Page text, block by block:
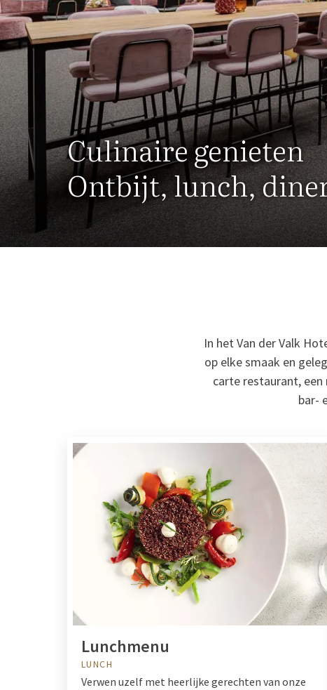
Culinaire genieten
Ontbijt, lunch,
In het Van der Valk
op elke smaak en
carte restaurant,
bar-
Lunchmenu
LUNCH
Verwen uzelf met heerlijke gerechten van onze